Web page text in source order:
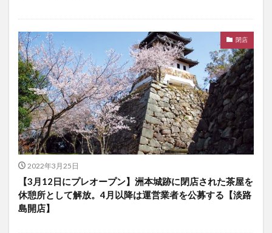
閉店
2022年3月25日
【3月12日にプレオープン】洲本城跡に閉店された茶屋を
休憩所として解放。4月以降は運営業者を公募する【淡路
島開店】